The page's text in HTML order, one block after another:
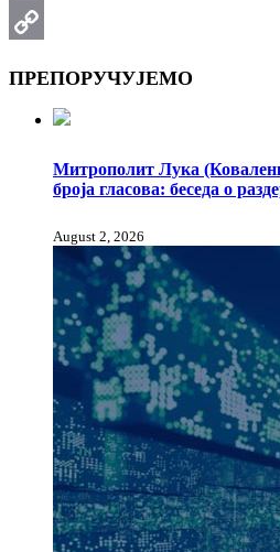
Email
ПРЕПОРУЧУЈЕМО
Митрополит Лука
броја гласова: беседа о
August 2, 2026